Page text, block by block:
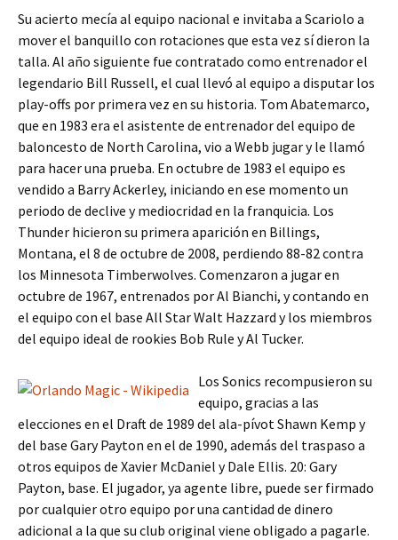
Su acierto mecía al equipo nacional e invitaba a Scariolo a
mover el banquillo con rotaciones que esta vez sí dieron la
talla. Al año siguiente fue contratado como entrenador el
legendario Bill Russell, el cual llevó al equipo a disputar los
play-offs por primera vez en su historia. Tom Abatemarco,
que en 1983 era el asistente de entrenador del equipo de
baloncesto de North Carolina, vio a Webb jugar y le llamó
para hacer una prueba. En octubre de 1983 el equipo es
vendido a Barry Ackerley, iniciando en ese momento un
periodo de declive y mediocridad en la franquicia. Los
Thunder hicieron su primera aparición en Billings,
Montana, el 8 de octubre de 2008, perdiendo 88-82 contra
los Minnesota Timberwolves. Comenzaron a jugar en
octubre de 1967, entrenados por Al Bianchi, y contando en
el equipo con el base All Star Walt Hazzard y los miembros
del equipo ideal de rookies Bob Rule y Al Tucker.
Los Sonics recompusieron su
equipo, gracias a las
elecciones en el Draft de 1989 del ala-pívot Shawn Kemp y
del base Gary Payton en el de 1990, además del traspaso a
otros equipos de Xavier McDaniel y Dale Ellis. 20: Gary
Payton, base. El jugador, ya agente libre, puede ser firmado
por cualquier otro equipo por una cantidad de dinero
adicional a la que su club original viene obligado a pagarle.